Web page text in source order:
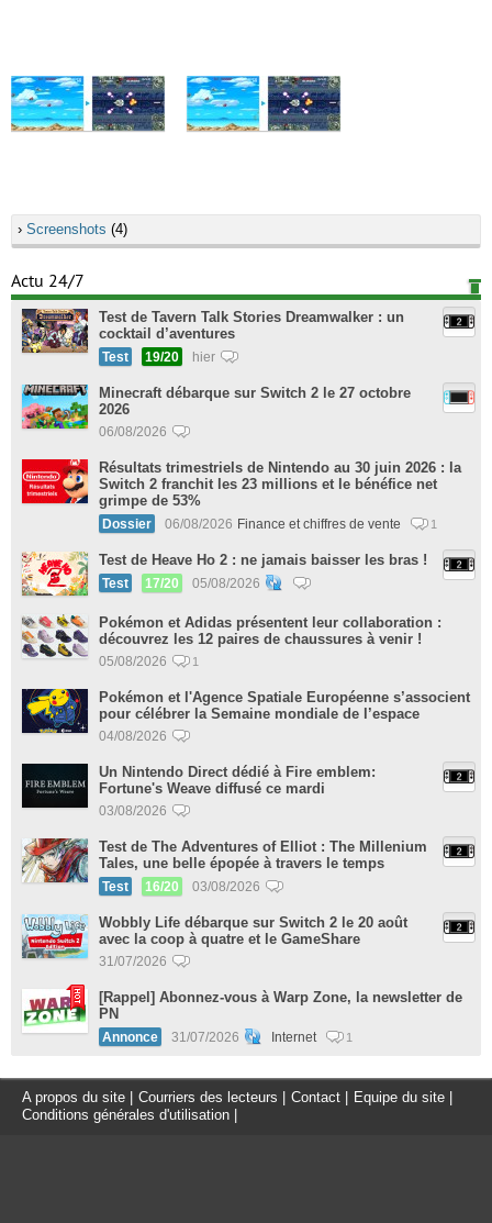
› Screenshots (4)
Actu 24/7
Test de Tavern Talk Stories Dreamwalker : un
cocktail d’aventures
Test 19/20 hier
Minecraft débarque sur Switch 2 le 27 octobre
2026
06/08/2026
Résultats trimestriels de Nintendo au 30 juin 2026 : la
Switch 2 franchit les 23 millions et le bénéfice net
grimpe de 53%
Dossier 06/08/2026 Finance et chiffres de vente 1
Test de Heave Ho 2 : ne jamais baisser les bras !
Test 17/20 05/08/2026
Pokémon et Adidas présentent leur collaboration :
découvrez les 12 paires de chaussures à venir !
05/08/2026 1
Pokémon et l'Agence Spatiale Européenne s’associent
pour célébrer la Semaine mondiale de l’espace
04/08/2026
Un Nintendo Direct dédié à Fire emblem:
Fortune's Weave diffusé ce mardi
03/08/2026
Test de The Adventures of Elliot : The Millenium
Tales, une belle épopée à travers le temps
Test 16/20 03/08/2026
Wobbly Life débarque sur Switch 2 le 20 août
avec la coop à quatre et le GameShare
31/07/2026
[Rappel] Abonnez-vous à Warp Zone, la newsletter de
PN
Annonce 31/07/2026 Internet 1
A propos du site Courriers des lecteurs Contact Equipe du site
Conditions générales d'utilisation